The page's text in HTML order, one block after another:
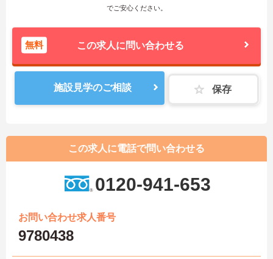
でご安心ください。
無料 この求人に問い合わせる
施設見学のご相談 保存
この求人に電話で問い合わせる
0120-941-653
お問い合わせ求人番号
9780438